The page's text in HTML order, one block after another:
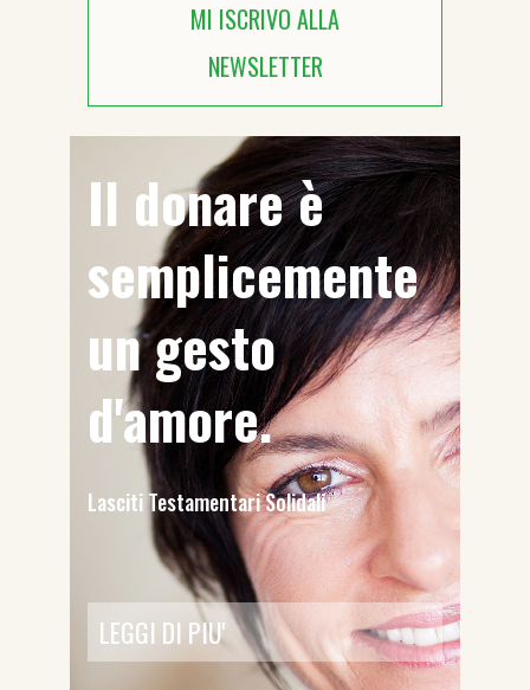
MI ISCRIVO ALLA
NEWSLETTER
Il donare è
semplicemente
un gesto
d'amore.
Lasciti Testamentari Solidali
LEGGI DI PIU'